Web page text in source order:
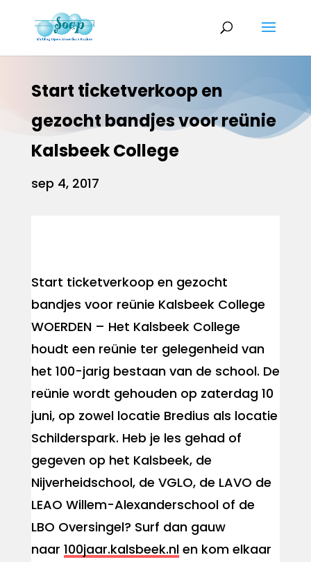
Start ticketverkoop en
gezocht bandjes voor reünie
Kalsbeek College
sep 4, 2017
Start ticketverkoop en gezocht
bandjes voor reünie Kalsbeek College
WOERDEN – Het Kalsbeek College
houdt een reünie ter gelegenheid van
het 100-jarig bestaan van de school. De
reünie wordt gehouden op zaterdag 10
juni, op zowel locatie Bredius als locatie
Schilderspark. Heb je les gehad of
gegeven op het Kalsbeek, de
Nijverheidschool, de VGLO, de LAVO de
LEAO Willem-Alexanderschool of de
LBO Oversingel? Surf dan gauw
naar 100jaar.kalsbeek.nlen kom elkaar